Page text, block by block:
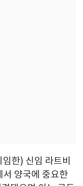
한) 신임 라트비
서 양국에 중요한